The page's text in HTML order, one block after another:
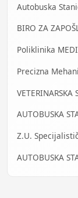
Autobuska
BIRO ZA
Poliklinika
Precizna
AUTOBUSKA
AUTOBUSKA